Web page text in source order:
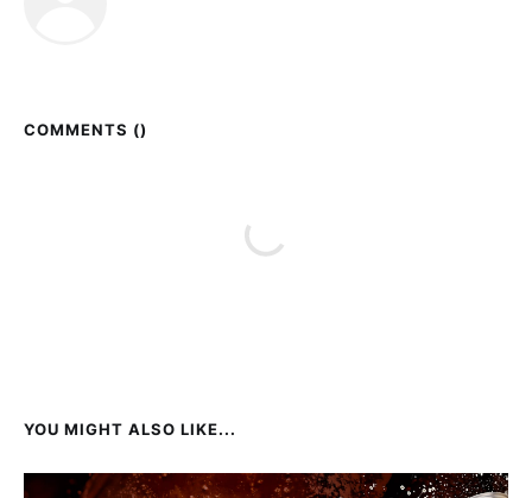
COMMENTS ()
YOU MIGHT ALSO LIKE...